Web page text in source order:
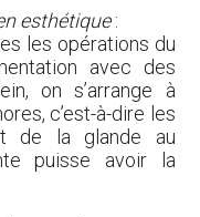
esthétique:
les opérations du
avec des
on s’arrange à
c’est-à-dire les
de la glande au
puisse avoir la